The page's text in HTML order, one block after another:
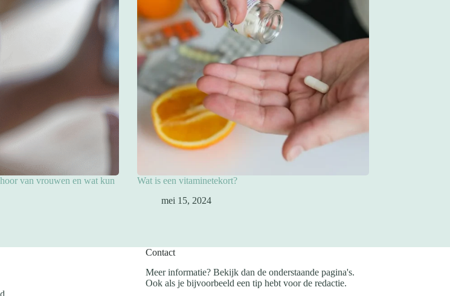
van vrouwen en wat kun
Wat is een vitaminetekort?
mei 15, 2024
Contact
Meer informatie? Bekijk dan de onderstaande pagina's.
Ook als je bijvoorbeeld een tip hebt voor de redactie.